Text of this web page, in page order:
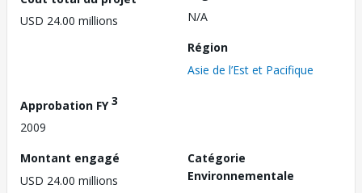
USD 24.00 millions
N/A
Région
Asie de l’Est et Pacifique
Approbation FY3
2009
Montant engagé
USD 24.00 millions
Catégorie
Environnementale